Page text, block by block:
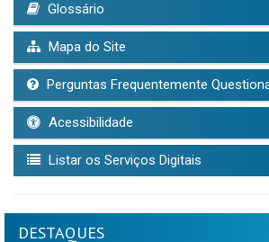
Glossário
Mapa do Site
Perguntas Frequentemente
Acessibilidade
Listar os Serviços Digitais
DESTAQUES